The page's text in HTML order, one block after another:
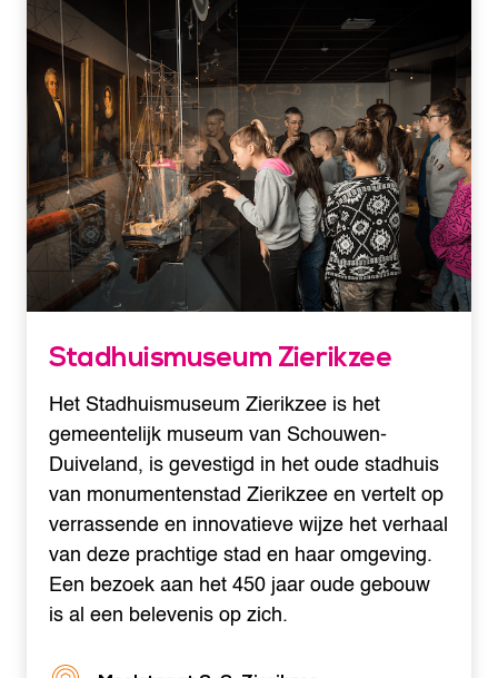
Stadhuismuseum Zierikzee
Het Stadhuismuseum Zierikzee is het
gemeentelijk museum van Schouwen-
Duiveland, is gevestigd in het oude stadhuis
van monumentenstad Zierikzee en vertelt op
verrassende en innovatieve wijze het verhaal
van deze prachtige stad en haar omgeving.
Een bezoek aan het 450 jaar oude gebouw
is al een belevenis op zich.